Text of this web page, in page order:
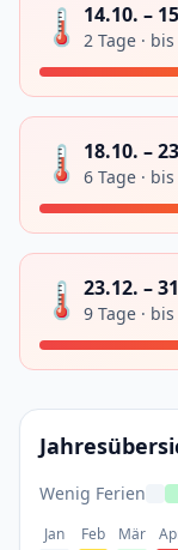
🌡️ 14.10. –
2 Tage ·
🌡️ 18.10. –
6 Tage ·
🌡️ 23.12. –
9 Tage ·
Wenig Ferien
Jan Feb Mär